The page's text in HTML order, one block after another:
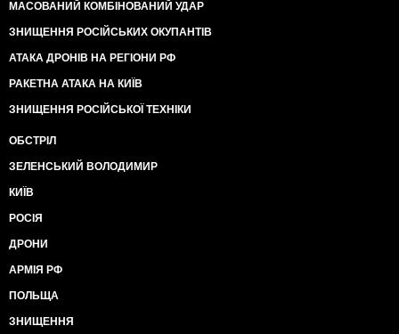
МАСОВАНИЙ КОМБІНОВАНИЙ УДАР
ЗНИЩЕННЯ РОСІЙСЬКИХ ОКУПАНТІВ
АТАКА ДРОНІВ НА РЕГІОНИ РФ
РАКЕТНА АТАКА НА КИЇВ
ЗНИЩЕННЯ РОСІЙСЬКОЇ ТЕХНІКИ
ОБСТРІЛ
ЗЕЛЕНСЬКИЙ ВОЛОДИМИР
КИЇВ
РОСІЯ
ДРОНИ
АРМІЯ РФ
ПОЛЬЩА
ЗНИЩЕННЯ